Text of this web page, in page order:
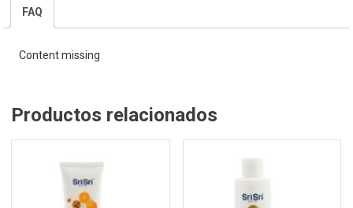
on)
FAQ
Content missing
Productos relacionados